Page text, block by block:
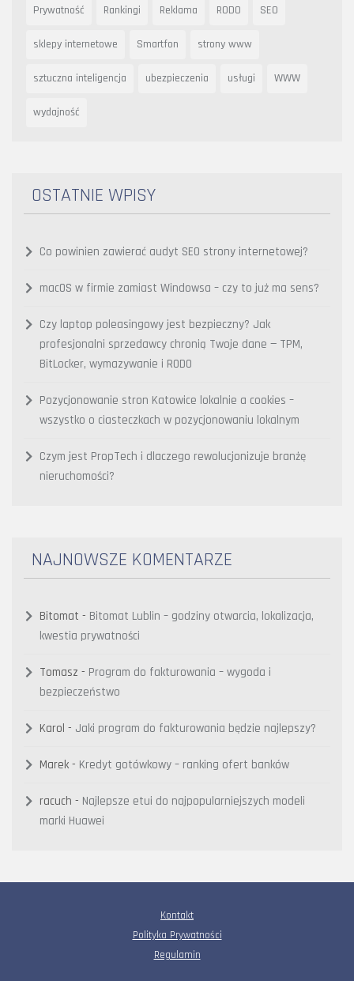
Prywatność Rankingi Reklama RODO SEO
sklepy internetowe Smartfon strony www
sztuczna inteligencja ubezpieczenia usługi WWW
wydajność
OSTATNIE WPISY
Co powinien zawierać audyt SEO strony internetowej?
macOS w firmie zamiast Windowsa – czy to już ma sens?
Czy laptop poleasingowy jest bezpieczny? Jak
profesjonalni sprzedawcy chronią Twoje dane — TPM,
BitLocker, wymazywanie i RODO
Pozycjonowanie stron Katowice lokalnie a cookies –
wszystko o ciasteczkach w pozycjonowaniu lokalnym
Czym jest PropTech i dlaczego rewolucjonizuje branżę
nieruchomości?
NAJNOWSZE KOMENTARZE
Bitomat - Bitomat Lublin – godziny otwarcia, lokalizacja,
kwestia prywatności
Tomasz - Program do fakturowania – wygoda i
bezpieczeństwo
Karol - Jaki program do fakturowania będzie najlepszy?
Marek - Kredyt gotówkowy – ranking ofert banków
racuch - Najlepsze etui do najpopularniejszych modeli
marki Huawei
Kontakt
Polityka Prywatności
Regulamin